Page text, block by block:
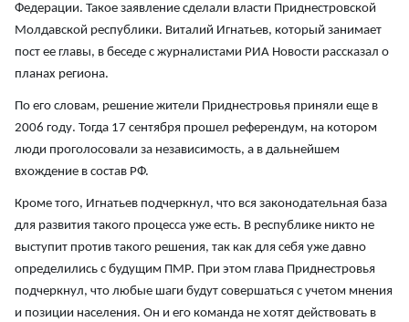
Федерации. Такое заявление сделали власти Приднестровской
Молдавской республики. Виталий Игнатьев, который занимает
пост ее главы, в беседе с журналистами РИА Новости рассказал о
планах региона.
По его словам, решение жители Приднестровья приняли еще в
2006 году. Тогда 17 сентября прошел референдум, на котором
люди проголосовали за независимость, а в дальнейшем
вхождение в состав РФ.
Кроме того, Игнатьев подчеркнул, что вся законодательная база
для развития такого процесса уже есть. В республике никто не
выступит против такого решения, так как для себя уже давно
определились с будущим ПМР. При этом глава Приднестровья
подчеркнул, что любые шаги будут совершаться с учетом мнения
и позиции населения. Он и его команда не хотят действовать в